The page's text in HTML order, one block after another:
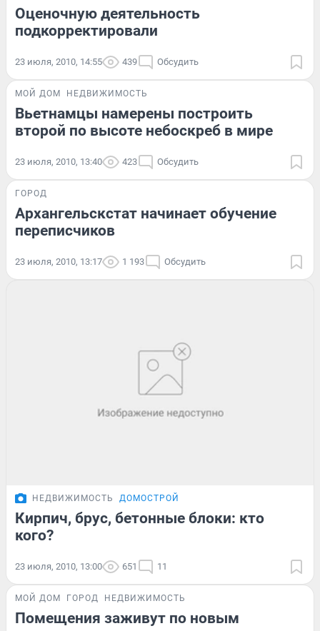
Оценочную деятельность
подкорректировали
23 июля, 2010, 14:55 439 Обсудить
МОЙ ДОМ НЕДВИЖИМОСТЬ
Вьетнамцы намерены построить
второй по высоте небоскреб в мире
23 июля, 2010, 13:40 423 Обсудить
ГОРОД
Архангельскстат начинает обучение
переписчиков
23 июля, 2010, 13:17 1 193 Обсудить
НЕДВИЖИМОСТЬ ДОМОСТРОЙ
Кирпич, брус, бетонные блоки: кто
кого?
23 июля, 2010, 13:00 651 11
МОЙ ДОМ ГОРОД НЕДВИЖИМОСТЬ
Помещения заживут по новым